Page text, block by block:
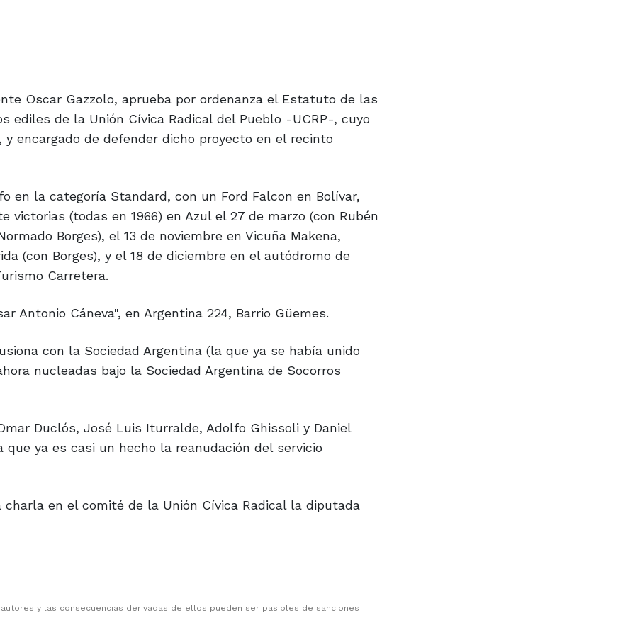
Oscar Gazzolo, aprueba por ordenanza el Estatuto de las
ediles de la Unión Cívica Radical del Pueblo -UCRP-, cuyo
encargado de defender dicho proyecto en el recinto
en la categoría Standard, con un Ford Falcon en Bolívar,
victorias (todas en 1966) en Azul el 27 de marzo (con Rubén
Borges), el 13 de noviembre en Vicuña Makena,
(con Borges), y el 18 de diciembre en el autódromo de
Carretera.
Antonio Cáneva", en Argentina 224, Barrio Güemes.
con la Sociedad Argentina (la que ya se había unido
nucleadas bajo la Sociedad Argentina de Socorros
Duclós, José Luis Iturralde, Adolfo Ghissoli y Daniel
ya es casi un hecho la reanudación del servicio
en el comité de la Unión Cívica Radical la diputada
y las consecuencias derivadas de ellos pueden ser pasibles de sanciones